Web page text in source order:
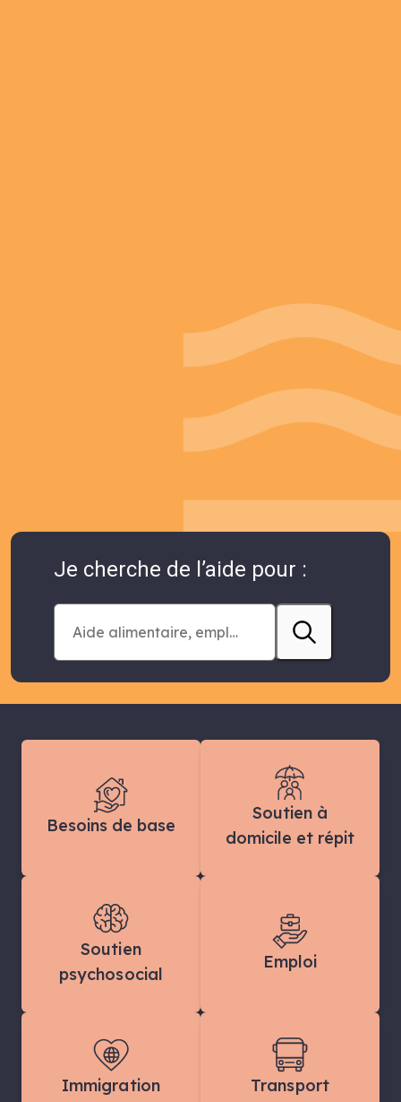
Je cherche de l’aide pour :
Besoins de base
Soutien à
domicile et répit
Soutien
psychosocial
Emploi
Immigration Transport